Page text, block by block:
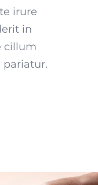
irure
in
cillum
pariatur.